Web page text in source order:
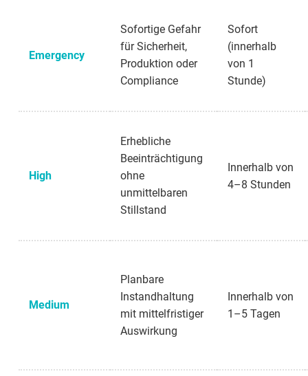
Emergency
Sofortige Gefahr
für Sicherheit,
Produktion oder
Compliance
Sofort
(innerhalb
von 1
Stunde)
High
Erhebliche
Beeinträchtigung
ohne
unmittelbaren
Stillstand
Innerhalb von
4–8 Stunden
Medium
Planbare
Instandhaltung
mit mittelfristiger
Auswirkung
Innerhalb von
1–5 Tagen